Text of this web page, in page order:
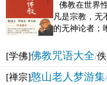
佛教在世界
凡是宗教，无
的无神论者；
[学佛]佛教咒语大全/
[禅宗]憨山老人梦游集/